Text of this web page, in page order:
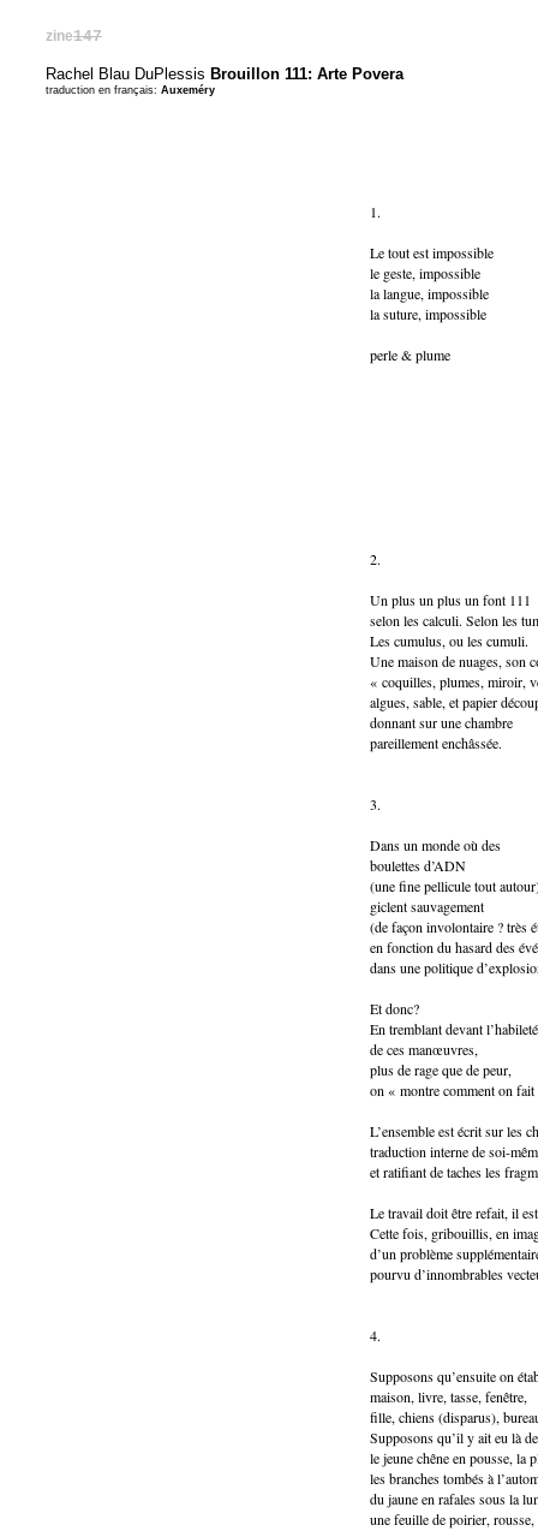
zine147
Rachel Blau DuPlessis Brouillon 111: Arte Povera
traduction en français: Auxeméry
1.
Le tout est impossible
le geste, impossible
la langue, impossible
la suture, impossible
perle & plume
2.
Un plus un plus un font 111
selon les calculi. Selon les
Les cumulus, ou les cumuli.
Une maison de nuages, son
« coquilles, plumes, miroir,
algues, sable, et papier
donnant sur une chambre
pareillement enchâssée.
3.
Dans un monde où des
boulettes d’ADN
(une fine pellicule tout
giclent sauvagement
(de façon involontaire ? très
en fonction du hasard des
dans une politique
Et donc?
En tremblant devant l’habileté
de ces manœuvres,
plus de rage que de peur,
on « montre comment on
L’ensemble est écrit sur les
traduction interne de soi-
et ratifiant de taches les
Le travail doit être refait, il
Cette fois, gribouillis, en
d’un problème
pourvu d’innombrables
4.
Supposons qu’ensuite on
maison, livre, tasse, fenêtre,
fille, chiens (disparus),
Supposons qu’il y ait eu là
le jeune chêne en pousse, la
les branches tombés à
du jaune en rafales sous la
une feuille de poirier, rousse,